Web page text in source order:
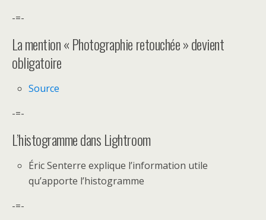
-=-
La mention « Photographie retouchée » devient
obligatoire
Source
-=-
L’histogramme dans Lightroom
Éric Senterre explique l’information utile
qu’apporte l’histogramme
-=-